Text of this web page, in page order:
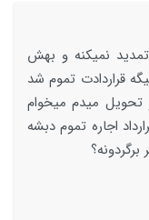
نمیکنه و بهش
قراردادت تموم شد
میدم میخوام
موعد قرارداد اجاره تموم دبشه